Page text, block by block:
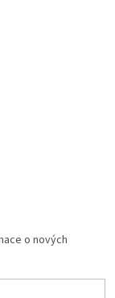
o nových